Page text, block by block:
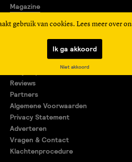
Wedstrijd
Editio
gebruik van cookies. Lees meer over
Ik ga akkoord
Niet akkoord
Magazine
Reviews
Partners
Algemene Voorwaarden
Privacy Statement
Adverteren
Vragen & Contact
Klachtenprocedure